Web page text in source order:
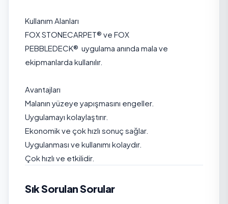
Kullanım Alanları
FOX STONECARPET® ve FOX
PEBBLEDECK® uygulama anında mala ve
ekipmanlarda kullanılır.
Avantajları
Malanın yüzeye yapışmasını engeller.
Uygulamayı kolaylaştırır.
Ekonomik ve çok hızlı sonuç sağlar.
Uygulanması ve kullanımı kolaydır.
Çok hızlı ve etkilidir.
Sık Sorulan Sorular